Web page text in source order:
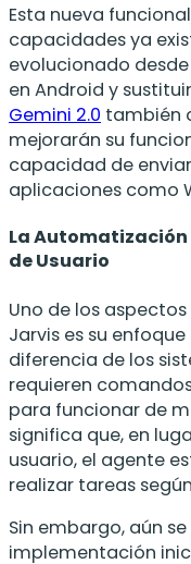
Esta nueva
capacidades ya
evolucionado
en Android y
Gemini 2.0 también
mejorarán su
capacidad de
aplicaciones como
La Automatización
de Usuario
Uno de los
Jarvis es su
diferencia de los
requieren
para funcionar de
significa que, en
usuario, el agente
realizar tareas
Sin embargo, aún
implementación